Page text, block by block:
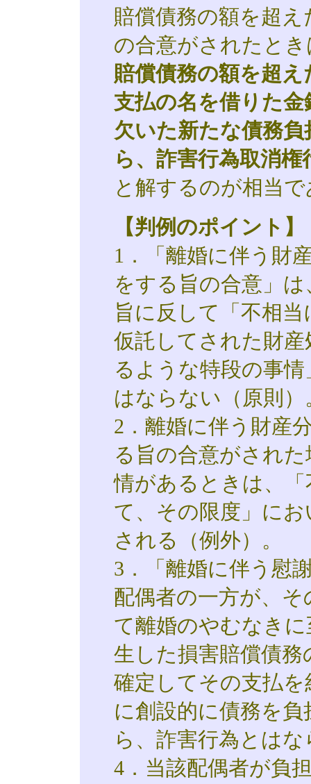
賠償債務の額を超
の合意がされたと
賠償債務の額を超
支払の名を借りた
欠いた新たな債務
ら、詐害行為取消
と解するのが相当
【判例のポイント】
1．「離婚に伴う財
をする旨の合意」
旨に反して「不相
仮託してされた財
るような特段の事
はならない（原則）
2．離婚に伴う財産
る旨の合意がされ
情があるときは、
て、その限度」に
される（例外）。
3．「離婚に伴う慰
配偶者の一方が、
て離婚のやむなき
生した損害賠償債
確定してその支払
に創設的に債務を
ら、詐害行為とは
4．当該配偶者が負